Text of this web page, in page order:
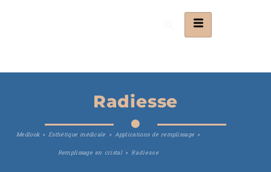
Radiesse
Medlook» Esthétique médicale » Applications de remplissage »
Remplissage en cristal» Radiesse